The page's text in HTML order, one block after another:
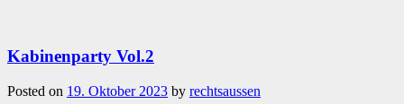
Kabinenparty Vol.2
Posted on 19. Oktober 2023 by rechtsaussen